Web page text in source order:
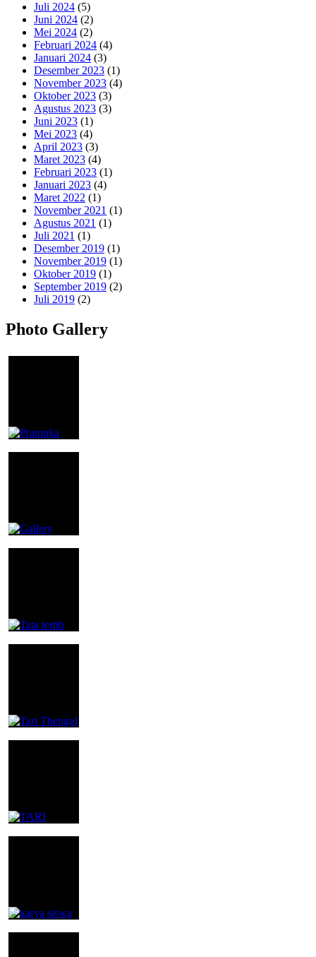
Juli 2024 (5)
Juni 2024 (2)
Mei 2024 (2)
Februari 2024 (4)
Januari 2024 (3)
Desember 2023 (1)
November 2023 (4)
Oktober 2023 (3)
Agustus 2023 (3)
Juni 2023 (1)
Mei 2023 (4)
April 2023 (3)
Maret 2023 (4)
Februari 2023 (1)
Januari 2023 (4)
Maret 2022 (1)
November 2021 (1)
Agustus 2021 (1)
Juli 2021 (1)
Desember 2019 (1)
November 2019 (1)
Oktober 2019 (1)
September 2019 (2)
Juli 2019 (2)
Photo Gallery